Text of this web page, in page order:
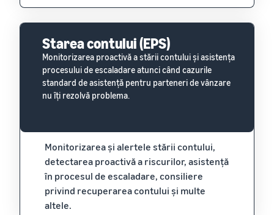
Starea contului (EPS)
Monitorizarea proactivă a stării contului și asistența
procesului de escaladare atunci când cazurile
standard de asistență pentru parteneri de vânzare
nu îți rezolvă problema.
Monitorizarea și alertele stării contului,
detectarea proactivă a riscurilor, asistență
în procesul de escaladare, consiliere
privind recuperarea contului și multe
altele.